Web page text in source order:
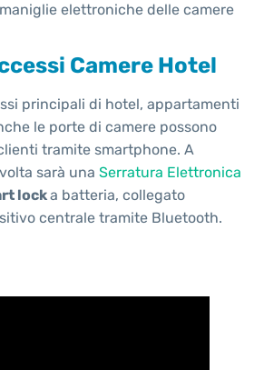
elettroniche delle camere
Camere Hotel
principali di hotel, appartamenti
le porte di camere possono
tramite smartphone. A
sarà una Serratura Elettronica
locka batteria, collegato
centrale tramite Bluetooth.